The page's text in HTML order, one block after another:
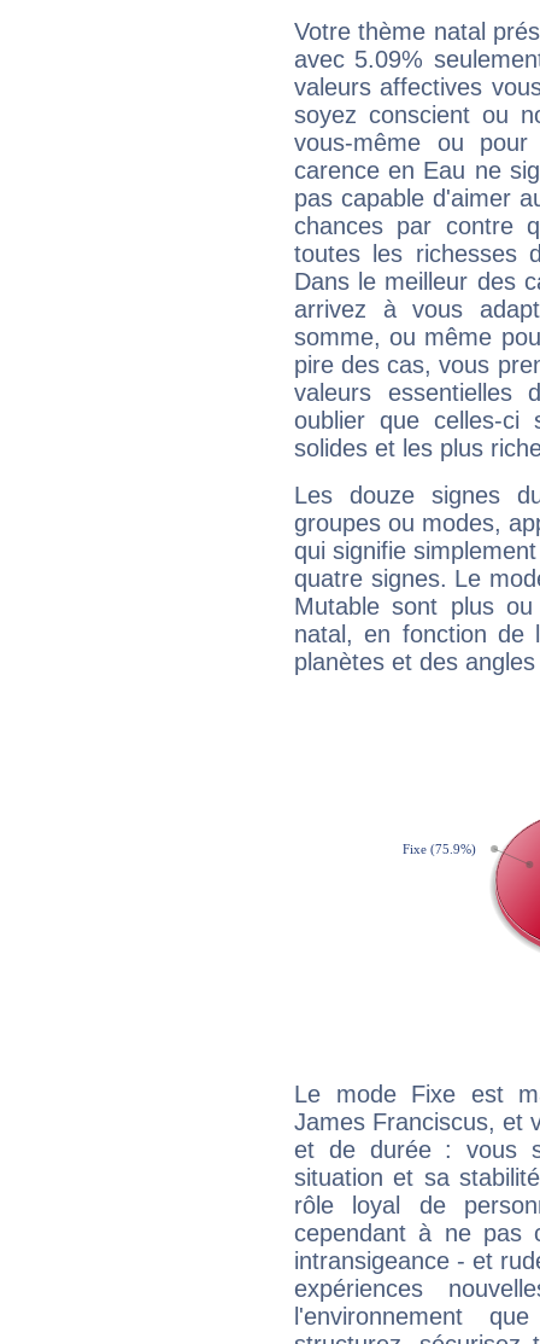
Votre thème natal
avec 5.09%
valeurs affectives
soyez conscient ou
vous-même ou
carence en Eau ne
pas capable d'aimer
chances par contre
toutes les richesses
Dans le meilleur des
arrivez à vous
somme, ou même
pire des cas, vous
valeurs
oublier que celles-
solides et les plus
Les douze signes
groupes ou modes,
qui signifie
quatre signes. Le
Mutable sont plus
natal, en fonction de
planètes et des
Le mode Fixe est
James Franciscus, et
et de durée : vous
situation et sa
rôle loyal de
cependant à ne pas
intransigeance - et
expériences
l'environnement